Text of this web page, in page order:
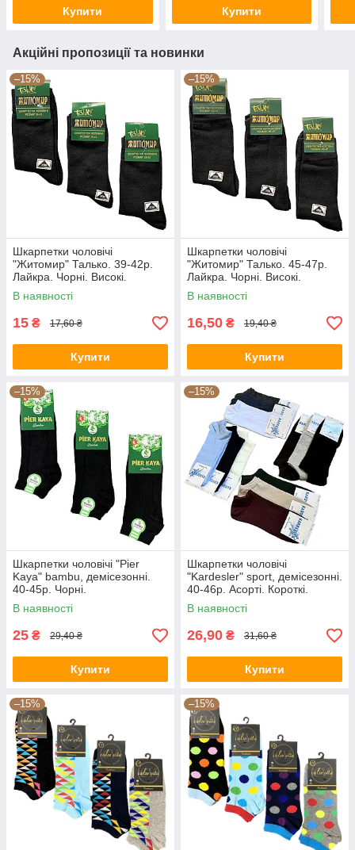
Купити Купити
Акційні пропозиції та новинки
–15%
Шкарпетки чоловічі
"Житомир" Талько. 39-42р.
Лайкра. Чорні. Високі.
Демісезонні.
В наявності
15 ₴ 17,60 ₴
Купити
–15%
Шкарпетки чоловічі
"Житомир" Талько. 45-47р.
Лайкра. Чорні. Високі.
Демісезонні.
В наявності
16,50 ₴ 19,40 ₴
Купити
–15%
Шкарпетки чоловічі "Pier
Kaya" bambu, демісезонні.
40-45р. Чорні.
В наявності
25 ₴ 29,40 ₴
Купити
–15%
Шкарпетки чоловічі
"Kardesler" sport, демісезонні.
40-46р. Асорті. Короткі.
В наявності
26,90 ₴ 31,60 ₴
Купити
–15% –15%